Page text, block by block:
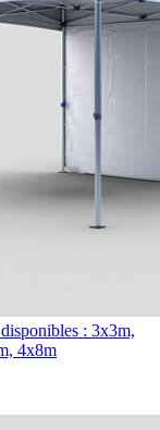
: 3x3m,
4x8m